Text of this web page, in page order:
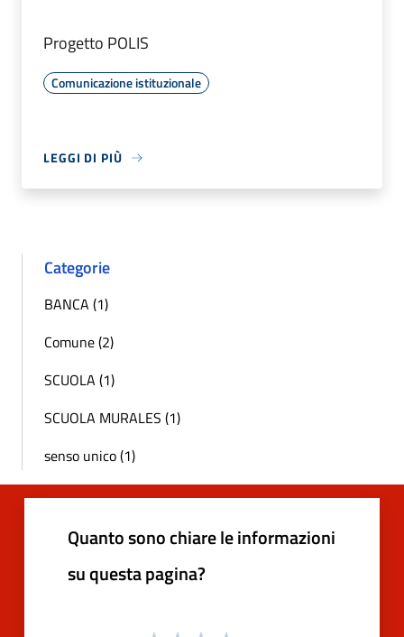
Progetto POLIS
Comunicazione istituzionale
LEGGI DI PIÙ
Categorie
BANCA (1)
Comune (2)
SCUOLA (1)
SCUOLA MURALES (1)
senso unico (1)
Quanto sono chiare le informazioni
su questa pagina?